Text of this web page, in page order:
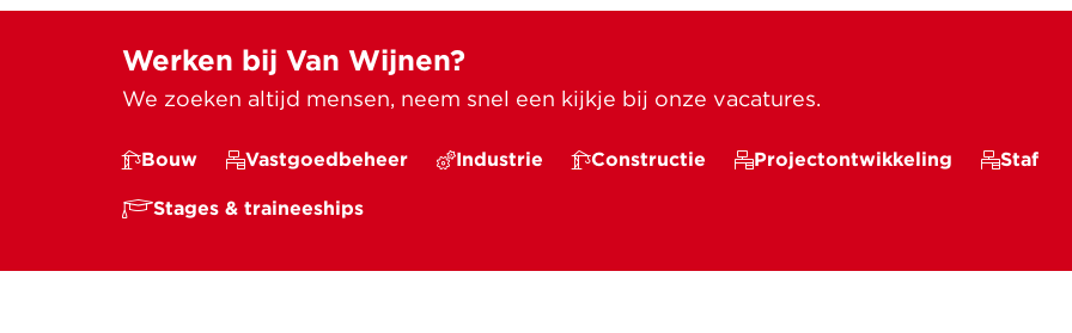
Werken bij Van Wijnen?
We zoeken altijd mensen, neem snel een kijkje bij onze vacatures.
Bouw Vastgoedbeheer Industrie Constructie Projectontwikkeling Staf
Stages & traineeships